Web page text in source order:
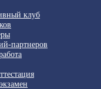
клуб
партнеров